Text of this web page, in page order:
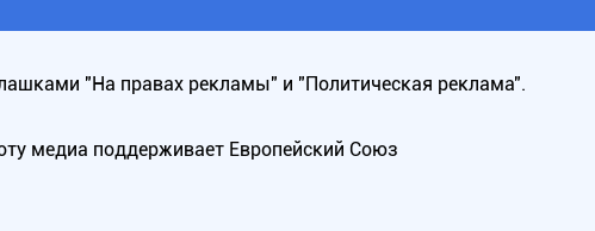
"На правах рекламы" и "Политическая реклама".
медиа поддерживает Европейский Союз